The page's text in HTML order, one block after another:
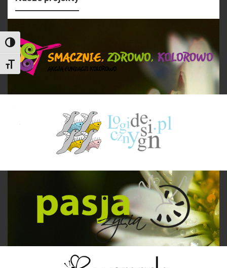
Toggle High Contrast
Toggle Font size